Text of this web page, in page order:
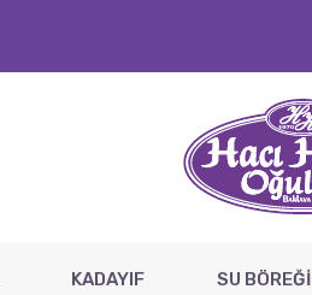
KADAYIF SU BÖREĞİ